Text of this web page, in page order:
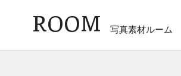
ROOM 写真素材ルーム